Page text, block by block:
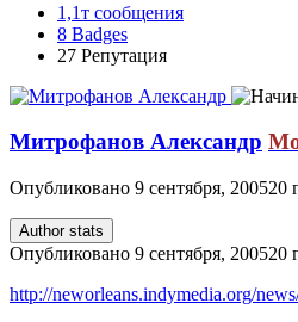
1,1т сообщения
8 Badges
27 Репутация
Митрофанов Александр
Опубликовано 9 сентября, 200520
Author stats
Опубликовано 9 сентября, 200520
http://neworleans.indymedia.org/